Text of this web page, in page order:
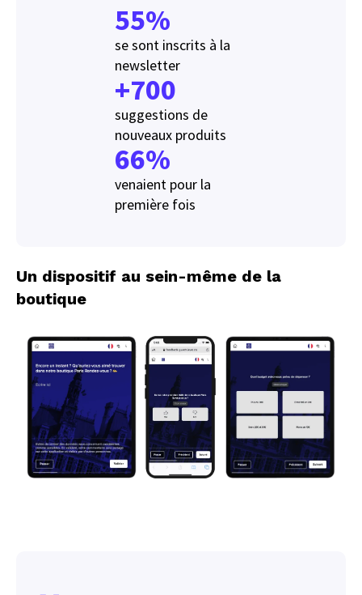
55%
se sont inscrits à la
newsletter
+700
suggestions de
nouveaux produits
66%
venaient pour la
première fois
Un dispositif au sein-même de la
boutique